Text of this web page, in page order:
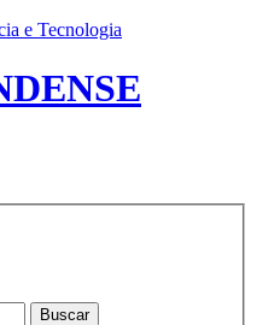
e Tecnologia
Buscar